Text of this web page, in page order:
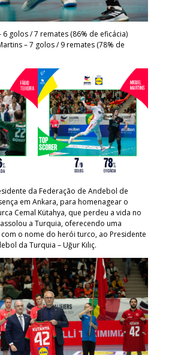
6 golos / 7 remates (86% de eficácia)
– 7 golos / 9 remates (78% de
da Federação de Andebol de
em Ankara, para homenagear o
Cemal Kütahya, que perdeu a vida no
a Turquia, oferecendo uma
o nome do herói turco, ao Presidente
da Turquia – Uğur Kılıç.